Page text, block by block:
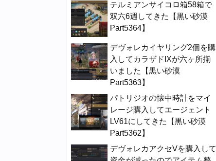
テルミアンサイコロ箱58箱で
双六6週してきた【黒い砂漠
Part5364】
デヴォレカイヤリング2個を購
入してカラザドIXが六ヶ所揃
いました【黒い砂漠
Part5363】
パトリジオの懐中時計をマイ
レージ購入してエージェント
LV61にしてきた【黒い砂漠
Part5362】
デヴォレカアクセVを購入して